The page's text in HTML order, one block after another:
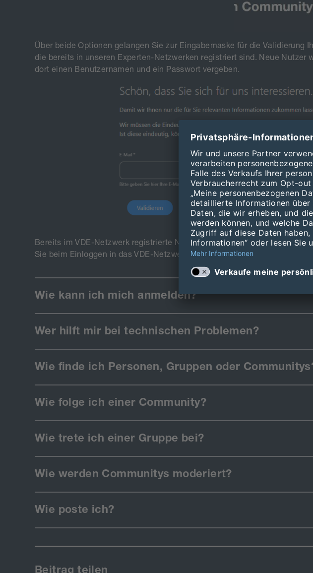
Über beide Optionen gelangen Sie zur Eingabemaske für die
die bereits in unseren Experten-Netzwerken registriert sind. Neue
dort einen Benutzernamen und ein Passwort vergeben.
Bereits im VDE-Netzwerk registrierte Nutzer können sich direkt
Sie beim Einloggen in das VDE-Netzwerk üblicherweise nehmen.
Wie kann ich mich anmelden?
Wer hilft mir bei technischen Problemen?
Wie finde ich Personen, Gruppen oder
Wie folge ich einer Community?
Wie trete ich einer Gruppe bei?
Wie werden Communitys moderiert?
Wie poste ich?